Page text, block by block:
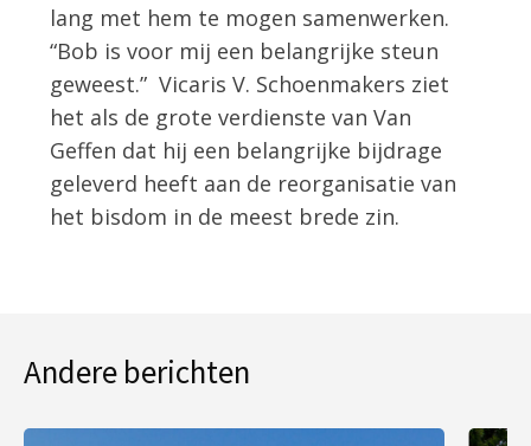
lang met hem te mogen samenwerken.
“Bob is voor mij een belangrijke steun
geweest.” Vicaris V. Schoenmakers ziet
het als de grote verdienste van Van
Geffen dat hij een belangrijke bijdrage
geleverd heeft aan de reorganisatie van
het bisdom in de meest brede zin.
Andere berichten